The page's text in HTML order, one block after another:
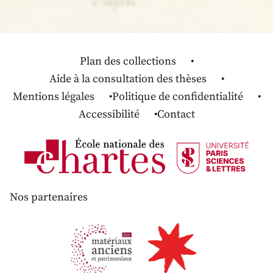
Plan des collections
Aide à la consultation des thèses
Mentions légales
Politique de confidentialité
Accessibilité
Contact
Nos partenaires